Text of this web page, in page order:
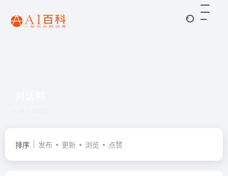
排序 发布 更新 浏览 点赞